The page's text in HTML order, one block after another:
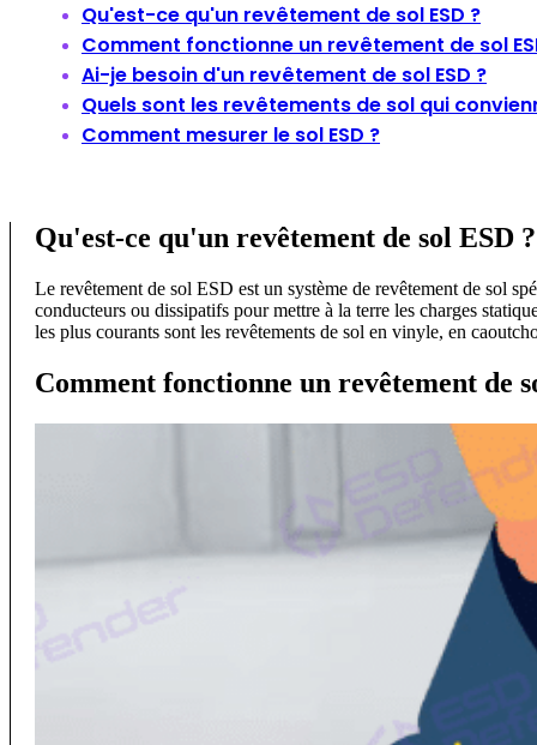
Qu'est-ce qu'un revêtement de sol ESD ?
Comment fonctionne un revêtement de sol
Ai-je besoin d'un revêtement de sol ESD ?
Quels sont les revêtements de sol qui
Comment mesurer le sol ESD ?
Qu'est-ce qu'un revêtement de sol ESD ?
Le revêtement de sol ESD est un système de revêtement de sol
conducteurs ou dissipatifs pour mettre à la terre les charges
les plus courants sont les revêtements de sol en vinyle, en
Comment fonctionne un revêtement de